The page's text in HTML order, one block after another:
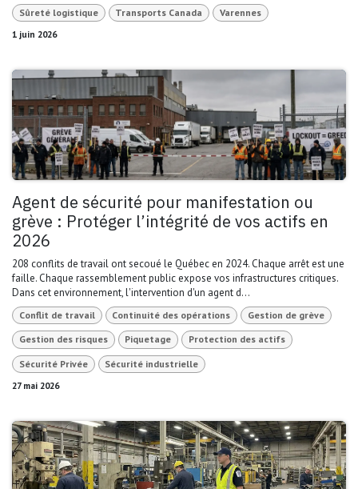
Sûreté logistique Transports Canada
Varennes
1 juin 2026
Agent de sécurité pour manifestation ou
grève : Protéger l’intégrité de vos actifs en
2026
208 conflits de travail ont secoué le Québec en 2024. Chaque arrêt est une
faille. Chaque rassemblement public expose vos infrastructures critiques.
Dans cet environnement, l'intervention d'un agent d...
Conflit de travail Continuité des opérations Gestion de grève
Gestion des risques Piquetage Protection des actifs
Sécurité Privée
Sécurité industrielle
27 mai 2026